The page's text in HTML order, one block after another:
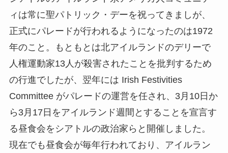
ィは常に聖パトリック・デーを祝ってきましが、
正式にパレードが行われるようになったのは1972
年のこと。もともとは北アイルランドのデリーで
人権運動家13人が殺害されたことを批判するため
の行進でしたが、翌年には Irish Festivities
Committee がパレードの運営を任され、3月10日か
ら3月17日をアイルランド週間とすることを宣言す
る昼食会をシアトルの政治家らと開催しました。
現在でも昼食会が毎年行われており、アイルラン